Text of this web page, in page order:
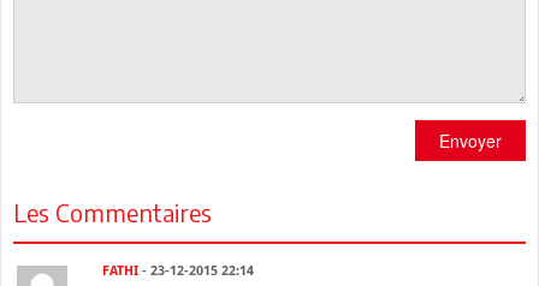
Envoyer
Les Commentaires
FATHI - 23-12-2015 22:14